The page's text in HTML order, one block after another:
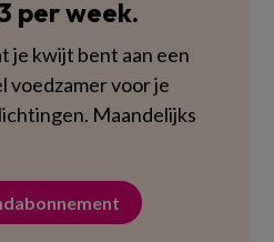
per week.
je kwijt bent aan een
voedzamer voor je
Maandelijks